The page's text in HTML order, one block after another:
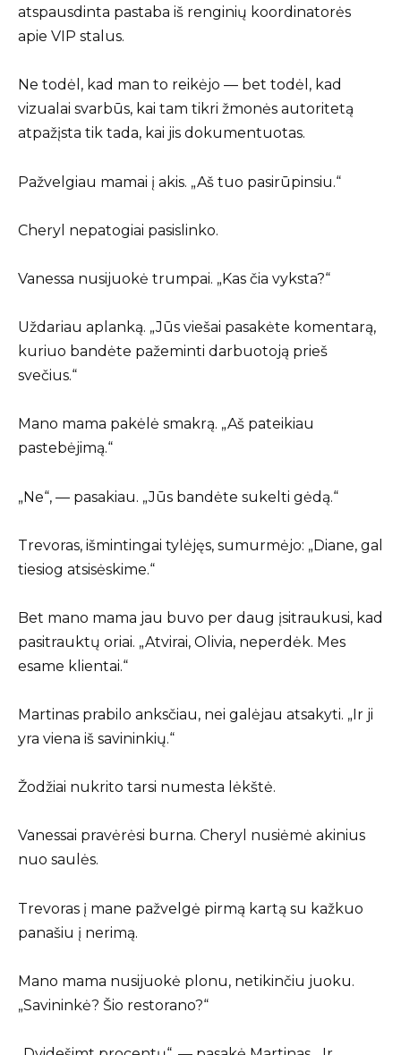
atspausdinta pastaba iš renginių koordinatorės
apie VIP stalus.
Ne todėl, kad man to reikėjo — bet todėl, kad
vizualai svarbūs, kai tam tikri žmonės autoritetą
atpažįsta tik tada, kai jis dokumentuotas.
Pažvelgiau mamai į akis. „Aš tuo pasirūpinsiu.“
Cheryl nepatogiai pasislinko.
Vanessa nusijuokė trumpai. „Kas čia vyksta?“
Uždariau aplanką. „Jūs viešai pasakėte komentarą,
kuriuo bandėte pažeminti darbuotoją prieš
svečius.“
Mano mama pakėlė smakrą. „Aš pateikiau
pastebėjimą.“
„Ne“, — pasakiau. „Jūs bandėte sukelti gėdą.“
Trevoras, išmintingai tylėjęs, sumurmėjo: „Diane, gal
tiesiog atsisėskime.“
Bet mano mama jau buvo per daug įsitraukusi, kad
pasitrauktų oriai. „Atvirai, Olivia, neperdėk. Mes
esame klientai.“
Martinas prabilo anksčiau, nei galėjau atsakyti. „Ir ji
yra viena iš savininkių.“
Žodžiai nukrito tarsi numesta lėkštė.
Vanessai pravėrėsi burna. Cheryl nusiėmė akinius
nuo saulės.
Trevoras į mane pažvelgė pirmą kartą su kažkuo
panašiu į nerimą.
Mano mama nusijuokė plonu, netikinčiu juoku.
„Savininkė? Šio restorano?“